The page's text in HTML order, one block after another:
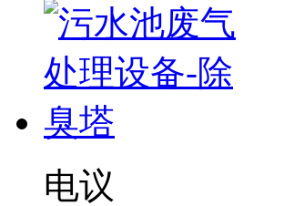
电议